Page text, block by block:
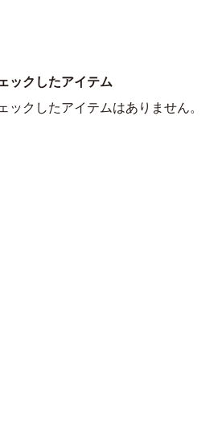
ックしたアイテム
ックしたアイテムはありません。